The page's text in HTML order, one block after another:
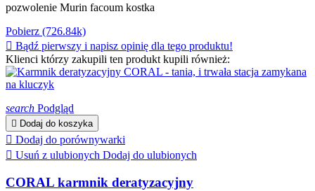
pozwolenie Murin facoum kostka
Pobierz (726.84k)
 Bądź pierwszy i napisz opinię dla tego produktu!
Klienci którzy zakupili ten produkt kupili również:
search Podgląd
 Dodaj do koszyka
 Dodaj do porównywarki
 Usuń z ulubionych Dodaj do ulubionych
CORAL karmnik deratyzacyjny